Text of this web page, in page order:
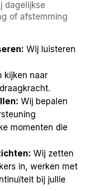
dagelijkse
of afstemming
Wij luisteren
kijken naar
Wij bepalen
momenten die
Wij zetten
in, werken met
bij jullie